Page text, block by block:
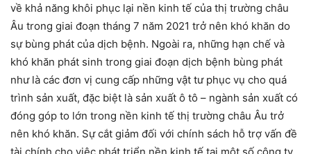
về khả năng khôi phục lại nền kinh tế của thị trường châu
Âu trong giai đoạn tháng 7 năm 2021 trở nên khó khăn do
sự bùng phát của dịch bệnh. Ngoài ra, những hạn chế và
khó khăn phát sinh trong giai đoạn dịch bệnh bùng phát
như là các đơn vị cung cấp những vật tư phục vụ cho quá
trình sản xuất, đặc biệt là sản xuất ô tô – ngành sản xuất có
đóng góp to lớn trong nền kinh tế thị trường châu Âu trở
nên khó khăn. Sự cắt giảm đối với chính sách hỗ trợ vấn đề